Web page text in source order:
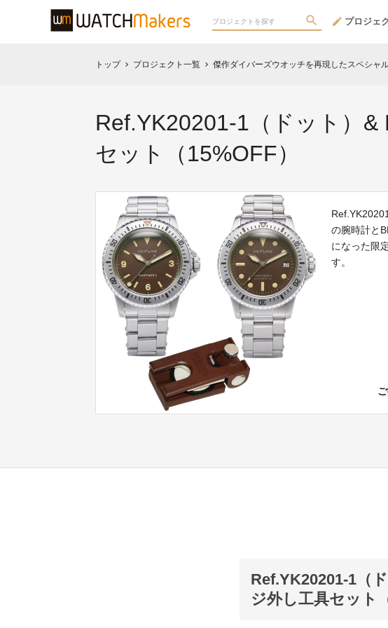
プロジェ
トップ chevron_right プロジェクト一覧 chevron_right 傑作ダイバーズウオッチを再現したスペシャ
Ref.YK20201-1（ドット）
セット（15%OFF）
の腕時計と
になった限
す。
Ref.YK20201-1（
ジ外し工具セット